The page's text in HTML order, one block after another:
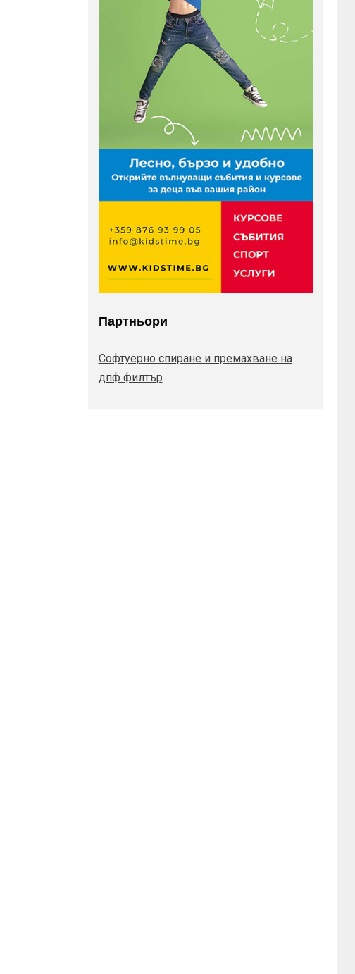
Партньори
Софтуерно спиране и премахване на
дпф филтър